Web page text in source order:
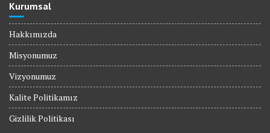
Kurumsal
Hakkımızda
Misyonumuz
Vizyonumuz
Kalite Politikamız
Gizlilik Politikası